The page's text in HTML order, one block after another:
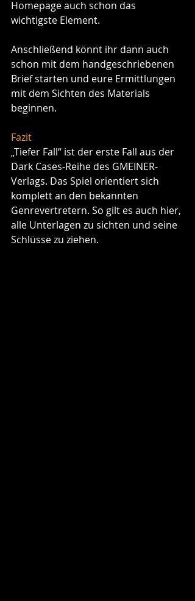
Homepage auch schon das
wichtigste Element.
Anschließend könnt ihr dann auch
schon mit dem handgeschriebenen
Brief starten und eure Ermittlungen
mit dem Sichten des Materials
beginnen.
Fazit
„Tiefer Fall“ ist der erste Fall aus der
Dark Cases-Reihe des GMEINER-
Verlags. Das Spiel orientiert sich
komplett an den bekannten
Genrevertretern. So gilt es auch hier,
alle Unterlagen zu sichten und seine
Schlüsse zu ziehen.